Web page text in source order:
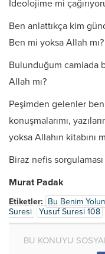
İdeolojime mi
Ben anlattıkça kim
Ben mi yoksa Allah mı?
Bulunduğum camiada
Allah mı?
Peşimden gelenler
konuşmalarımı,
yoksa Allahın kitabını
Biraz nefis
Murat Padak
Etiketler: Bu Benim
Suresi
Yusuf Suresi 108
BU KONUYU